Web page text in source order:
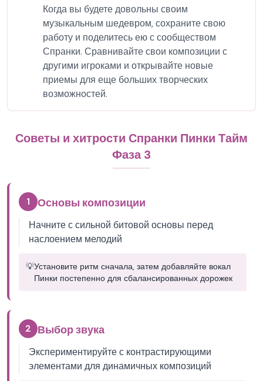
Когда вы будете довольны своим
музыкальным шедевром, сохраните свою
работу и поделитесь ею с сообществом
Спранки. Сравнивайте свои композиции с
другими игроками и открывайте новые
приемы для еще больших творческих
возможностей.
Советы и хитрости Спранки Пинки Тайм
Фаза 3
1 Основы композиции
Начните с сильной битовой основы перед
наслоением мелодий
💡Установите ритм сначала, затем добавляйте вокал
Пинки постепенно для сбалансированных дорожек
2 Выбор звука
Экспериментируйте с контрастирующими
элементами для динамичных композиций